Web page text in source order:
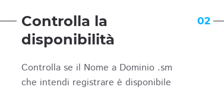
Controlla la
disponibilità
Controlla se il Nome a Dominio .sm
che intendi registrare è disponibile
02